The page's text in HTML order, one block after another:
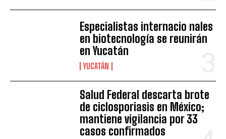
Especialistas internacio nales
en biotecnología se reunirán
en Yucatán
YUCATÁN
Salud Federal descarta brote
de ciclosporiasis en México;
mantiene vigilancia por 33
casos confirmados